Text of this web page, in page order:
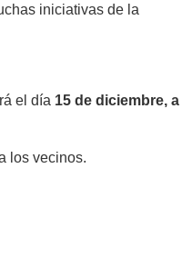
iniciativas de la
el día 15 de diciembre, a
los vecinos.